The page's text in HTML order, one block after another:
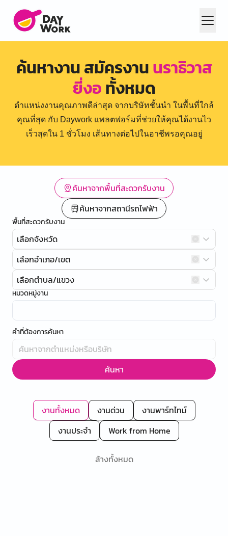
ค้นหางาน สมัครงานนราธิวาส
ยี่งอทั้งหมด
ตำแหน่งงานคุณภาพดีล่าสุด จากบริษัทชั้นนำ ในพื้นที่ใกล้
คุณที่สุด กับ Daywork แพลตฟอร์มที่ช่วยให้คุณได้งานไว
เร็วสุดใน 1 ชั่วโมง เส้นทางต่อไปในอาชีพรอคุณอยู่
ค้นหาจากพื้นที่สะดวกรับงาน
ค้นหาจากสถานีรถไฟฟ้า
พื้นที่สะดวกรับงาน
เลือกจังหวัด
เลือกอำเภอ/เขต
เลือกตำบล/แขวง
หมวดหมู่งาน
คำที่ต้องการค้นหา
ค้นหา
งานทั้งหมด งานด่วน
งานพาร์ทไทม์
งานประจำ
Work from Home
ล้างทั้งหมด